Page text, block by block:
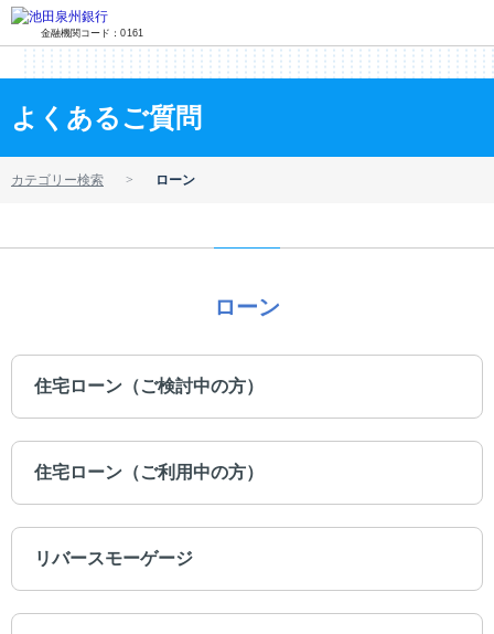
金融機関コード：0161
よくあるご質問
カテゴリー検索 ローン
ローン
住宅ローン（ご検討中の方）
住宅ローン（ご利用中の方）
リバースモーゲージ